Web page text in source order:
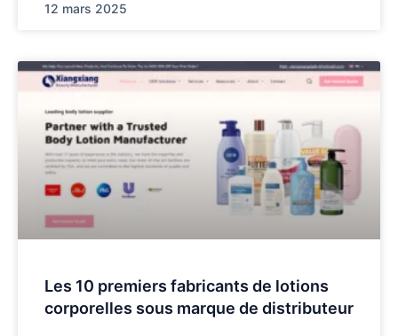
12 mars 2025
Les 10 premiers fabricants de lotions
corporelles sous marque de distributeur